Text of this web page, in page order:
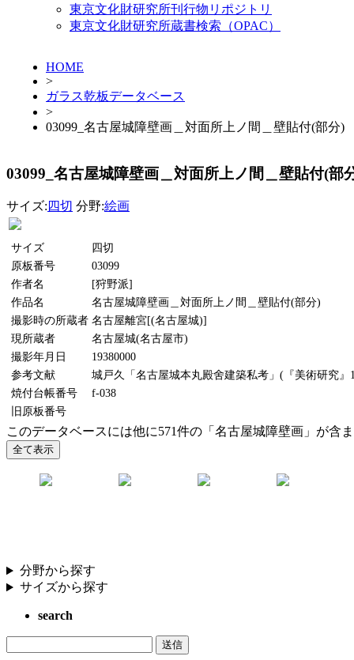
東京文化財研究所刊行物リポジトリ
東京文化財研究所蔵書検索（OPAC）
HOME
>
ガラス乾板データベース
>
03099_名古屋城障壁画＿対面所上ノ間＿壁貼付(部分)
03099_名古屋城障壁画＿対面所上ノ間＿壁貼付(部
サイズ: 四切 分野:絵画
サイズ
四切
原板番号
03099
作者名
[狩野派]
作品名
名古屋城障壁画＿対面所上ノ間＿壁貼付(部分)
撮影時の所蔵者 名古屋離宮[(名古屋城)]
現所蔵者
名古屋城(名古屋市)
撮影年月日
19380000
参考文献
城戸久「名古屋城本丸殿舍建築私考」(『美術研究』
焼付台帳番号
f-038
旧原板番号
このデータベースには他に571件の「名古屋城障壁画」が含
分野から探す
サイズから探す
search